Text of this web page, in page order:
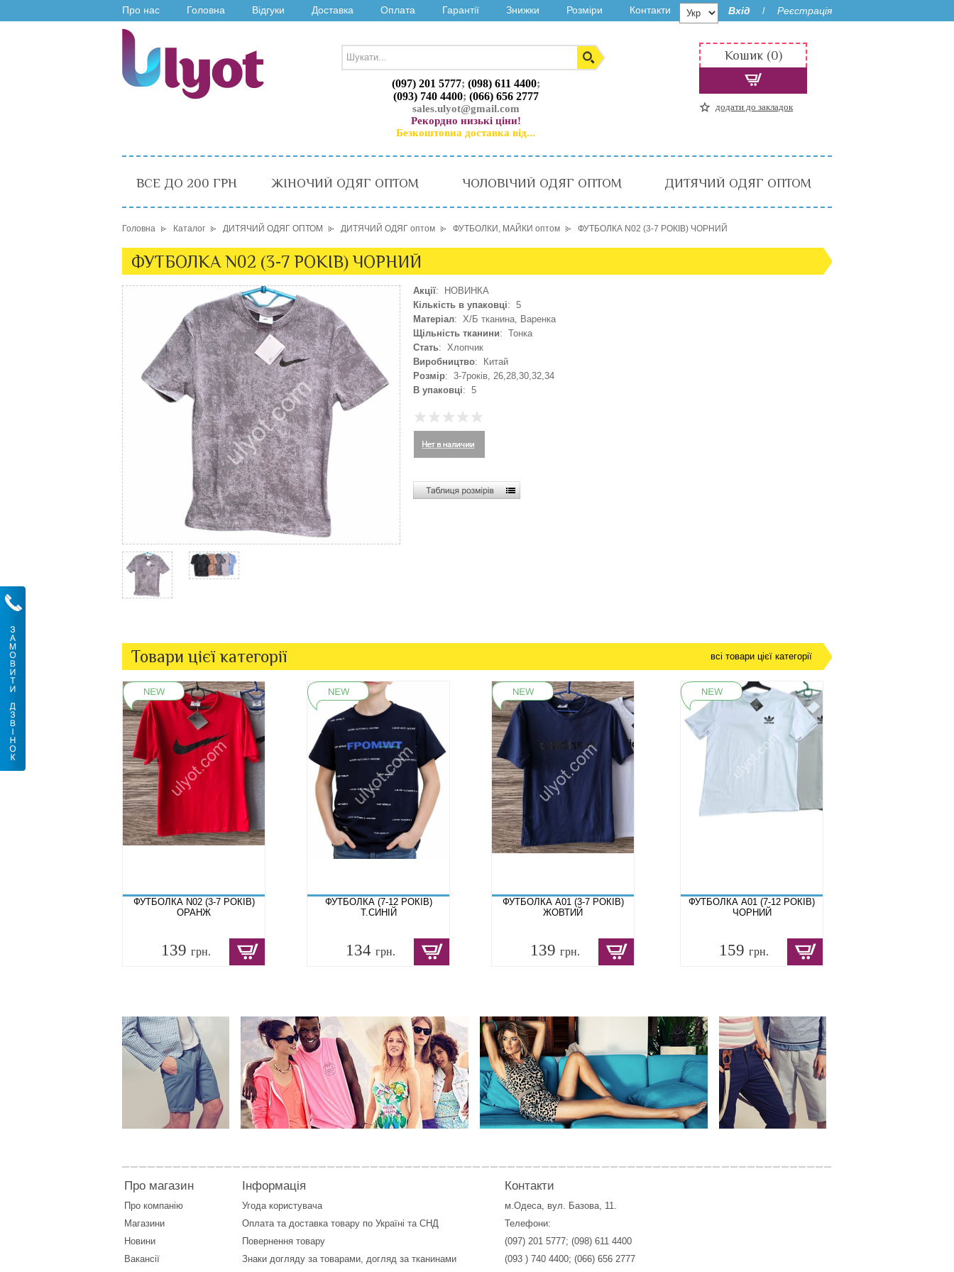
Про нас Головна Відгуки Доставка Оплата Гарантії Знижки Розміри Контакти Вхід / Реєстрація
(097) 201 5777; (098) 611 4400;
(093) 740 4400; (066) 656 2777
sales.ulyot@gmail.com
Рекордно низькі ціни!
Безкоштовна доставка від...
Кошик (0)
додати до закладок
ВСЕ ДО 200 ГРН ЖІНОЧИЙ ОДЯГ ОПТОМ ЧОЛОВІЧИЙ ОДЯГ ОПТОМ ДИТЯЧИЙ ОДЯГ ОПТОМ
Головна Каталог ДИТЯЧИЙ ОДЯГ ОПТОМ ДИТЯЧИЙ ОДЯГ оптом ФУТБОЛКИ, МАЙКИ оптом ФУТБОЛКА N02 (3-7 РОКІВ) ЧОРНИЙ
ФУТБОЛКА N02 (3-7 РОКІВ) ЧОРНИЙ
Акції: НОВИНКА
Кількість в упаковці: 5
Матеріал: Х/Б тканина, Варенка
Щільність тканини: Тонка
Стать: Хлопчик
Виробництво: Китай
Розмір: 3-7років, 26,28,30,32,34
В упаковці: 5
Товари цієї категорії всі товари цієї категорії
ФУТБОЛКА N02 (3-7 РОКІВ)
ОРАНЖ
139 грн.
ФУТБОЛКА (7-12 РОКІВ)
Т.СИНІЙ
134 грн.
ФУТБОЛКА A01 (3-7 РОКІВ)
ЖОВТИЙ
139 грн.
ФУТБОЛКА A01 (7-12 РОКІВ)
ЧОРНИЙ
159 грн.
Про магазин
Про компанію
Магазини
Новини
Вакансії
Інформація
Угода користувача
Оплата та доставка товару по Україні та СНД
Повернення товару
Знаки догляду за товарами, догляд за тканинами
Контакти
м.Одеса, вул. Базова, 11.
Телефони:
(097) 201 5777; (098) 611 4400
(093 ) 740 4400; (066) 656 2777